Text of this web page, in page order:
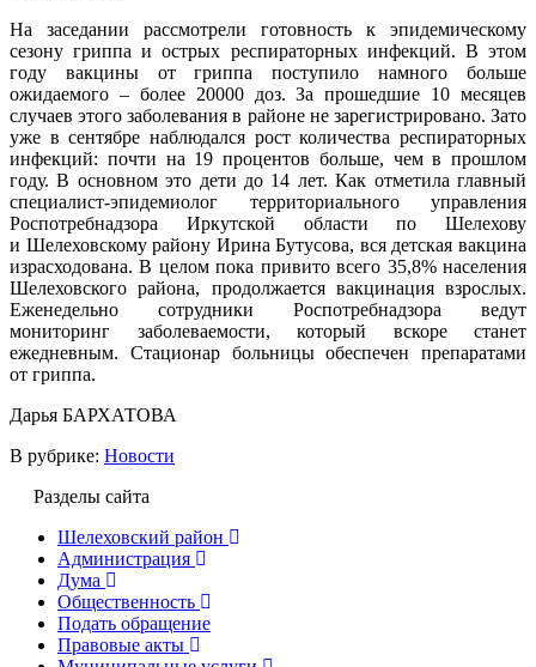
На заседании рассмотрели готовность к эпидемическому
сезону гриппа и острых респираторных инфекций. В этом
году вакцины от гриппа поступило намного больше
ожидаемого – более 20000 доз. За прошедшие 10 месяцев
случаев этого заболевания в районе не зарегистрировано. Зато
уже в сентябре наблюдался рост количества респираторных
инфекций: почти на 19 процентов больше, чем в прошлом
году. В основном это дети до 14 лет. Как отметила главный
специалист-эпидемиолог территориального управления
Роспотребнадзора Иркутской области по Шелехову
и Шелеховскому району Ирина Бутусова, вся детская вакцина
израсходована. В целом пока привито всего 35,8% населения
Шелеховского района, продолжается вакцинация взрослых.
Еженедельно сотрудники Роспотребнадзора ведут
мониторинг заболеваемости, который вскоре станет
ежедневным. Стационар больницы обеспечен препаратами
от гриппа.
Дарья БАРХАТОВА
В рубрике: Новости
Разделы сайта
Шелеховский район
Администрация
Дума
Общественность
Подать обращение
Правовые акты